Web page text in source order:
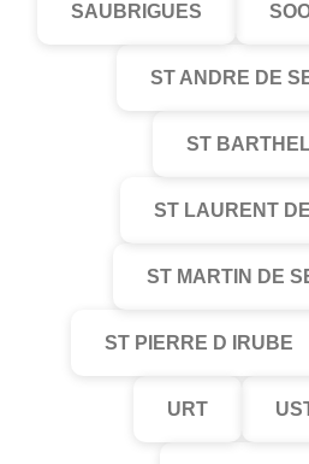
SAUBRIGUES
ST ANDRE DE
ST
ST LAURENT
ST MARTIN DE
ST PIERRE D IRUBE
URT